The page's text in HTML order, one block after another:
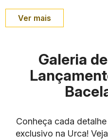
Ver mais
Galeria
Conheça cada
exclusivo na Urca!